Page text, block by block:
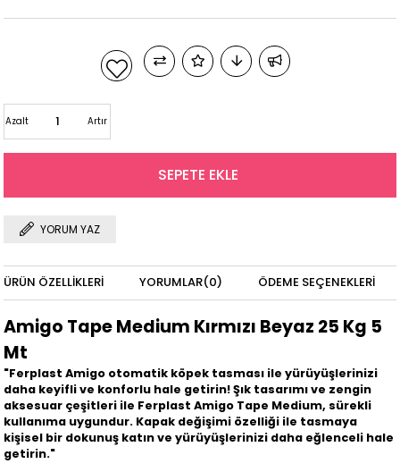
Artır
Azalt
YORUM YAZ
ÜRÜN ÖZELLIKLERI YORUMLAR(0) ÖDEME SEÇENEKLERI
Amigo Tape Medium Kırmızı Beyaz 25 Kg 5
Mt
"Ferplast Amigo otomatik köpek tasması ile yürüyüşlerinizi
daha keyifli ve konforlu hale getirin! Şık tasarımı ve zengin
aksesuar çeşitleri ile Ferplast Amigo Tape Medium, sürekli
kullanıma uygundur. Kapak değişimi özelliği ile tasmaya
kişisel bir dokunuş katın ve yürüyüşlerinizi daha eğlenceli hale
getirin."